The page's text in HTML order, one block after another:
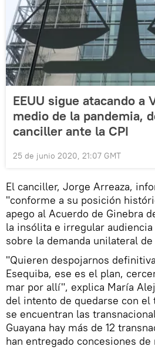
EEUU sigue atacando a
medio de la pandemia,
canciller ante la CPI
25 de junio 2020, 21:07 GMT
El canciller, Jorge Arreaza,
"conforme a su posición
apego al Acuerdo de Ginebra
la insólita e irregular
sobre la demanda unilateral de
"Quieren despojarnos
Esequiba, ese es el plan,
mar por allí", explica María
del intento de quedarse con
se encuentran las
Guayana hay más de 12
han entregado concesiones